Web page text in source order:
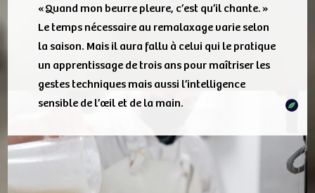
« Quand mon beurre pleure, c’est qu’il chante. »
Le temps nécessaire au remalaxage varie selon
la saison. Mais il aura fallu à celui qui le pratique
un apprentissage de trois ans pour maîtriser les
gestes techniques mais aussi l’intelligence
sensible de l’œil et de la main.